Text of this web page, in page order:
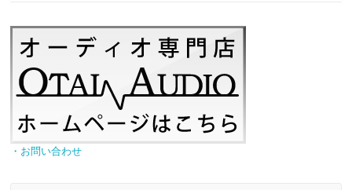
・お問い合わせ